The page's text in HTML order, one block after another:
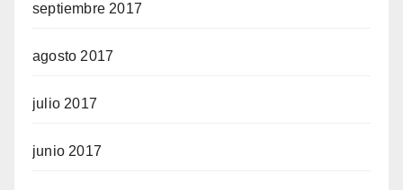
septiembre 2017
agosto 2017
julio 2017
junio 2017